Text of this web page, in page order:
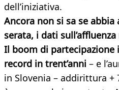
dell’iniziativa.
Ancora non si sa se
serata, i dati
Il boom di partecipazione
record in trent’anni – e
in Slovenia – addirittura +